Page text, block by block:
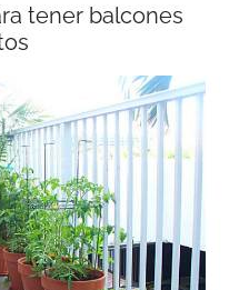
tener balcones